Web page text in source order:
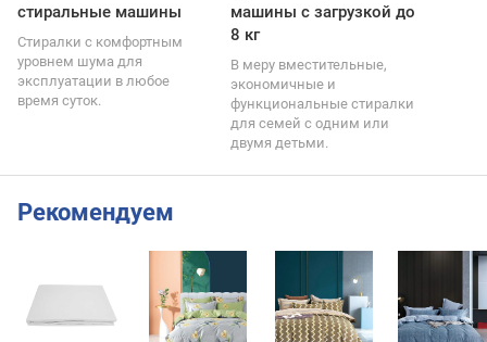
стиральные машины
Стиралки с комфортным
уровнем шума для
эксплуатации в любое
время суток.
машины с загрузкой до
8 кг
В меру вместительные,
экономичные и
функциональные стиралки
для семей с одним или
двумя детьми.
Рекомендуем